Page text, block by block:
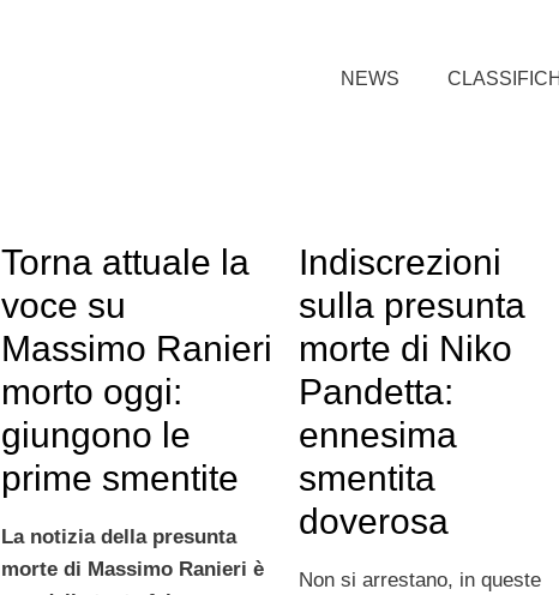
NEWS
Torna attuale la
voce su
Massimo Ranieri
morto oggi:
giungono le
prime smentite
La notizia della presunta
morte di Massimo Ranieri è
Indiscrezioni
sulla presunta
morte di Niko
Pandetta:
ennesima
smentita
doverosa
Non si arrestano, in queste